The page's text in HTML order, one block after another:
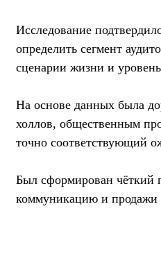
Исследование
определить сегмент
сценарии жизни и
На основе данных была
холлов, общественным
точно соответствующий
Был сформирован чёткий
коммуникацию и продажи